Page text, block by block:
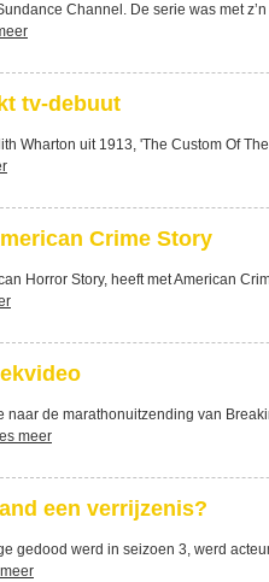
Channel. De serie was met
tv-debuut
Wharton uit 1913, 'The Custom Of
Crime Story
Horror Story, heeft met American
naar de marathonuitzending van
meer
een verrijzenis?
gedood werd in seizoen 3, werd